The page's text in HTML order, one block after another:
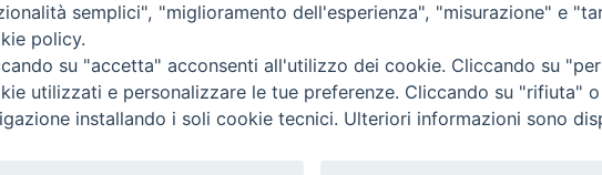
Preghiamo per le vocazioni
Rivista
(53)
Sussidi per adolescenti (1)
semplici", "miglioramento dell'esperienza", "misurazione" e
policy.
su "accetta" acconsenti all'utilizzo dei cookie. Cliccando su
utilizzati e personalizzare le tue preferenze. Cliccando su "rifiuta"
installando i soli cookie tecnici. Ulteriori informazioni sono